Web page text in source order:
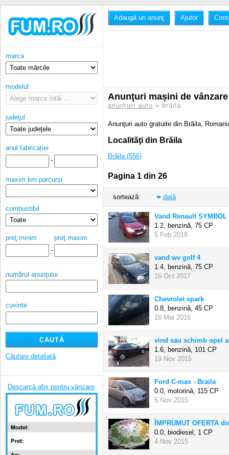
marca
modelul
judeţul
anul fabricației
-
maxim km parcurși
combustibil
preţ minim
preţ maxim
-
numărul anunţului
cuvinte
Căutare detaliată
Descarcă afiș pentru vânzare
Adaugă un anunţ Ajutor
Anunţuri mașini de
anunțuri auto » brăila
Anunţuri auto gratuite din Brăila,
Localităţi din Brăila
Brăila (556)
Pagina 1 din 26
sortează: dată
Vand Renault SYMBOL
1.2, benzină, 75 CP
5 Feb 2018
vand wv golf 4
1.4, benzină, 75 CP
16 Oct 2017
Chevrolet spark
0.8, benzină, 45 CP
16 Mai 2016
vind sau schimb opel
1.6, benzină, 101 CP
19 Nov 2015
Ford C-max - Braila
0.0, motorină, 115 CP
5 Nov 2015
ÎMPRUMUT OFERTA
0.0, biodiesel, 1 CP
4 Nov 2015